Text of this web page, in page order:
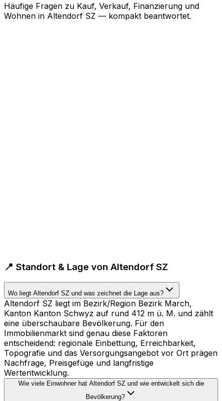
Häufige Fragen zu Kauf, Verkauf, Finanzierung und
Wohnen in Altendorf SZ — kompakt beantwortet.
📍 Standort & Lage von Altendorf SZ
Wo liegt Altendorf SZ und was zeichnet die Lage aus?
Altendorf SZ liegt im Bezirk/Region Bezirk March,
Kanton Kanton Schwyz auf rund 412 m ü. M. und zählt
eine überschaubare Bevölkerung. Für den
Immobilienmarkt sind genau diese Faktoren
entscheidend: regionale Einbettung, Erreichbarkeit,
Topografie und das Versorgungsangebot vor Ort prägen
Nachfrage, Preisgefüge und langfristige
Wertentwicklung.
Wie viele Einwohner hat Altendorf SZ und wie entwickelt sich die
Bevölkerung?